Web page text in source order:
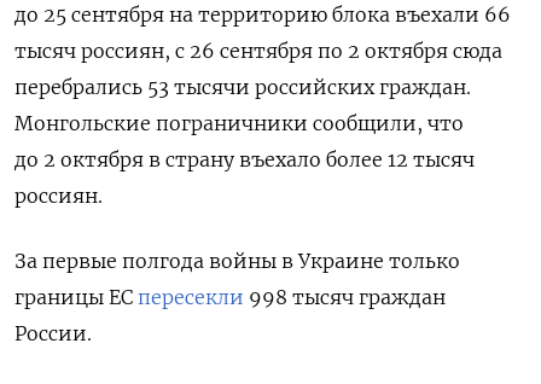
до 25 сентября на территорию блока въехали 66
тысяч россиян, с 26 сентября по 2 октября сюда
перебрались 53 тысячи российских граждан.
Монгольские пограничники сообщили, что
до 2 октября в страну въехало более 12 тысяч
россиян.
За первые полгода войны в Украине только
границы ЕС пересекли 998 тысяч граждан
России.